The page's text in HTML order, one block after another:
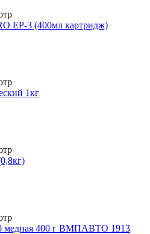
EP-3 (400мл картридж)
1кг
медная 400 г ВМПАВТО 1913